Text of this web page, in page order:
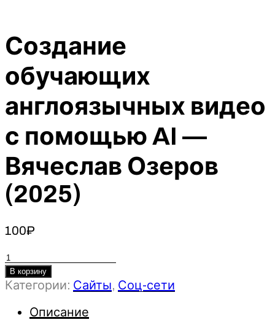
Создание
обучающих
англоязычных видео
с помощью AI —
Вячеслав Озеров
(2025)
100₽
Количество
товара
Создание
англоязычных
В корзину
Категории: Сайты, Соц-сети
Описание